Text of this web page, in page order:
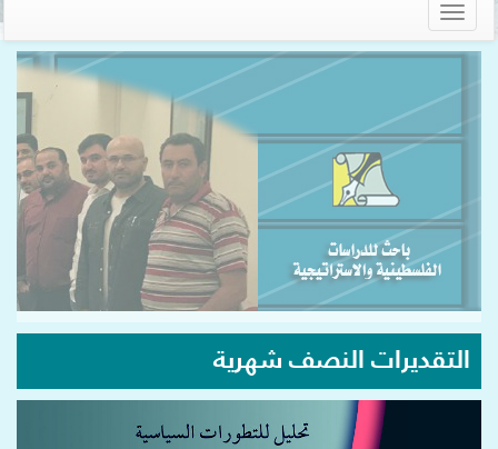
Toggle
navigation
التقديرات النصف شهرية